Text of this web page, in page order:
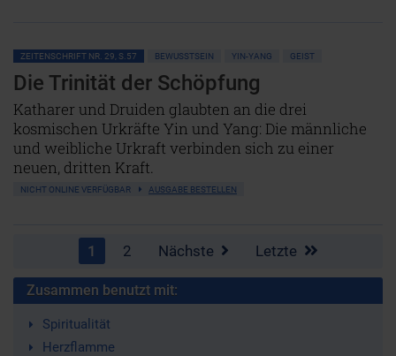
ZEITENSCHRIFT NR. 29, S.57 BEWUSSTSEIN YIN-YANG GEIST
Die Trinität der Schöpfung
Katharer und Druiden glaubten an die drei
kosmischen Urkräfte Yin und Yang: Die männliche
und weibliche Urkraft verbinden sich zu einer
neuen, dritten Kraft.
NICHT ONLINE VERFÜGBAR AUSGABE BESTELLEN
1 2 Nächste Letzte
Zusammen benutzt mit:
Spiritualität
Herzflamme